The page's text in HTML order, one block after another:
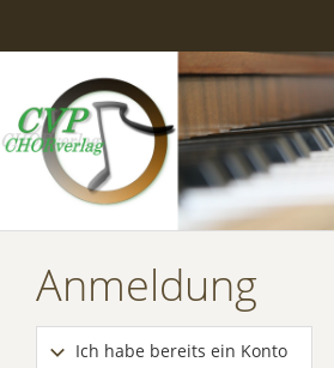
Anmeldung
Ich habe bereits ein Konto